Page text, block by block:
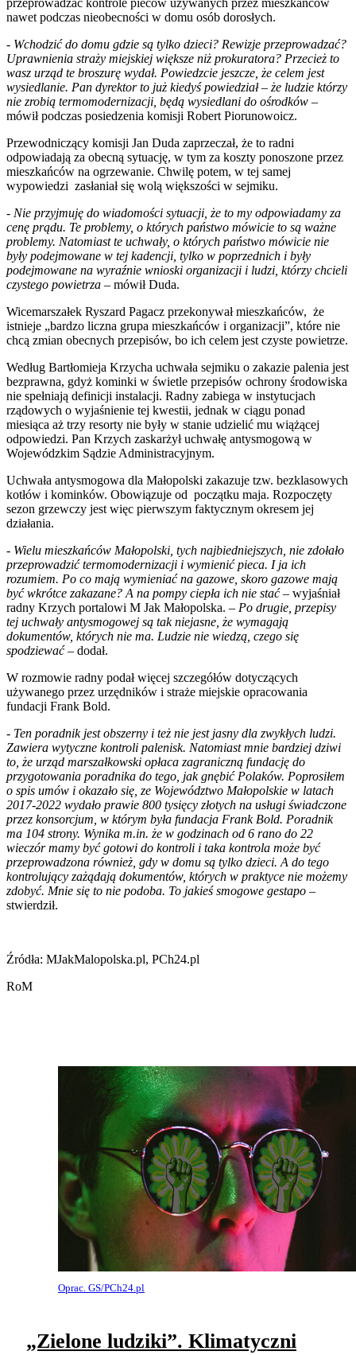
nawet podczas nieobecności w domu osób dorosłych.
- Wchodzić do domu gdzie są tylko dzieci? Rewizje przeprowadzać?
Uprawnienia straży miejskiej większe niż prokuratora? Przecież to
wasz urząd te broszurę wydał. Powiedzcie jeszcze, że celem jest
wysiedlanie. Pan dyrektor to już kiedyś powiedział – że ludzie którzy
nie zrobią termomodernizacji, będą wysiedlani do ośrodków –
mówił podczas posiedzenia komisji Robert Piorunowoicz.
Przewodniczący komisji Jan Duda zaprzeczał, że to radni
odpowiadają za obecną sytuację, w tym za koszty ponoszone przez
mieszkańców na ogrzewanie. Chwilę potem, w tej samej
wypowiedzi zasłaniał się wolą większości w sejmiku.
- Nie przyjmuję do wiadomości sytuacji, że to my odpowiadamy za
cenę prądu. Te problemy, o których państwo mówicie to są ważne
problemy. Natomiast te uchwały, o których państwo mówicie nie
były podejmowane w tej kadencji, tylko w poprzednich i były
podejmowane na wyraźnie wnioski organizacji i ludzi, którzy chcieli
czystego powietrza – mówił Duda.
Wicemarszałek Ryszard Pagacz przekonywał mieszkańców, że
istnieje „bardzo liczna grupa mieszkańców i organizacji”, które nie
chcą zmian obecnych przepisów, bo ich celem jest czyste powietrze.
Według Bartłomieja Krzycha uchwała sejmiku o zakazie palenia jest
bezprawna, gdyż kominki w świetle przepisów ochrony środowiska
nie spełniają definicji instalacji. Radny zabiega w instytucjach
rządowych o wyjaśnienie tej kwestii, jednak w ciągu ponad
miesiąca aż trzy resorty nie były w stanie udzielić mu wiążącej
odpowiedzi. Pan Krzych zaskarżył uchwałę antysmogową w
Wojewódzkim Sądzie Administracyjnym.
Uchwała antysmogowa dla Małopolski zakazuje tzw. bezklasowych
kotłów i kominków. Obowiązuje od początku maja. Rozpoczęty
sezon grzewczy jest więc pierwszym faktycznym okresem jej
działania.
- Wielu mieszkańców Małopolski, tych najbiedniejszych, nie zdołało
przeprowadzić termomodernizacji i wymienić pieca. I ja ich
rozumiem. Po co mają wymieniać na gazowe, skoro gazowe mają
być wkrótce zakazane? A na pompy ciepła ich nie stać– wyjaśniał
radny Krzych portalowi M Jak Małopolska. – Po drugie, przepisy
tej uchwały antysmogowej są tak niejasne, że wymagają
dokumentów, których nie ma. Ludzie nie wiedzą, czego się
spodziewać– dodał.
W rozmowie radny podał więcej szczegółów dotyczących
używanego przez urzędników i straże miejskie opracowania
fundacji Frank Bold.
- Ten poradnik jest obszerny i też nie jest jasny dla zwykłych ludzi.
Zawiera wytyczne kontroli palenisk. Natomiast mnie bardziej dziwi
to, że urząd marszałkowski opłaca zagraniczną fundację do
przygotowania poradnika do tego, jak gnębić Polaków. Poprosiłem
o spis umów i okazało się, ze Województwo Małopolskie w latach
2017-2022 wydało prawie 800 tysięcy złotych na usługi świadczone
przez konsorcjum, w którym była fundacja Frank Bold. Poradnik
ma 104 strony. Wynika m.in. że w godzinach od 6 rano do 22
wieczór mamy być gotowi do kontroli i taka kontrola może być
przeprowadzona również, gdy w domu są tylko dzieci. A do tego
kontrolujący zażądają dokumentów, których w praktyce nie możemy
zdobyć. Mnie się to nie podoba. To jakieś smogowe gestapo –
stwierdził.
Źródła: MJakMalopolska.pl, PCh24.pl
RoM
Oprac. GS/PCh24.pl
„Zielone ludziki”. Klimatyczni